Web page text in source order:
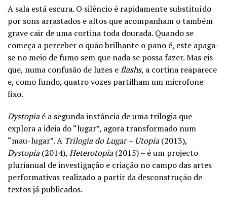
A sala está escura. O silêncio é rapidamente substituído
por sons arrastados e altos que acompanham o também
grave cair de uma cortina toda dourada. Quando se
começa a perceber o quão brilhante o pano é, este apaga-
se no meio de fumo sem que nada se possa fazer. Mas eis
que, numa confusão de luzes eflashs, a cortina reaparece
e, como fundo, quatro vozes partilham um microfone
fixo.
Dystopiaé a segunda instância de uma trilogia que
explora a ideia do “lugar”, agora transformado num
“mau-lugar”. A Trilogia do Lugar– Utopia(2013),
Dystopia(2014), Heterotopia(2015) – é um projecto
plurianual de investigação e criação no campo das artes
performativas realizado a partir da desconstrução de
textos já publicados.